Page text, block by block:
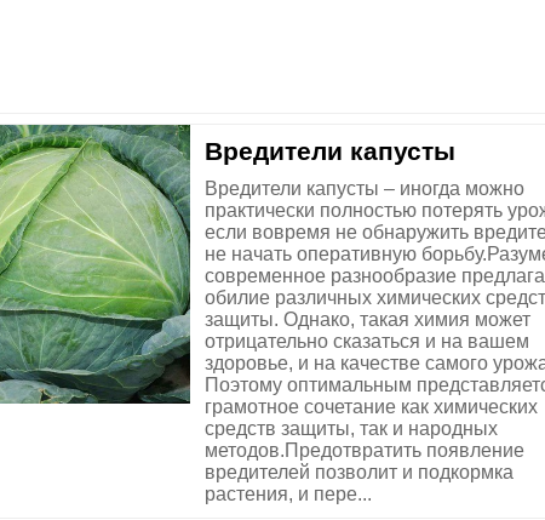
Вредители капусты
Вредители капусты – иногда можно
практически полностью потерять
если вовремя не обнаружить
не начать оперативную
современное разнообразие
обилие различных химических
защиты. Однако, такая химия может
отрицательно сказаться и на вашем
здоровье, и на качестве самого
Поэтому оптимальным
грамотное сочетание как химических
средств защиты, так и народных
методов.Предотвратить появление
вредителей позволит и подкормка
растения, и пере...